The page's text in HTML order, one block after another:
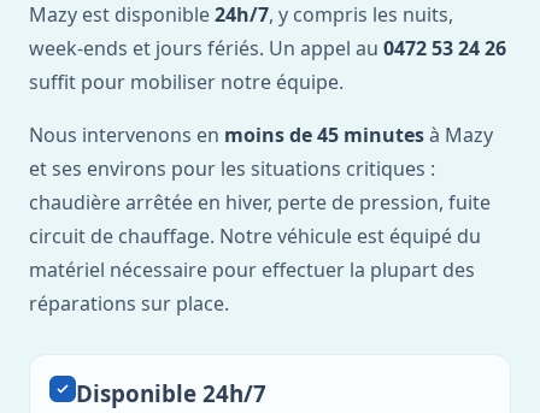
Mazy est disponible24h/7, y compris les nuits,
week-ends et jours fériés. Un appel au 0472 53 24 26
suffit pour mobiliser notre équipe.
Nous intervenons en moins de 45 minutesà Mazy
et ses environs pour les situations critiques :
chaudière arrêtée en hiver, perte de pression, fuite
circuit de chauffage. Notre véhicule est équipé du
matériel nécessaire pour effectuer la plupart des
réparations sur place.
Disponible 24h/7